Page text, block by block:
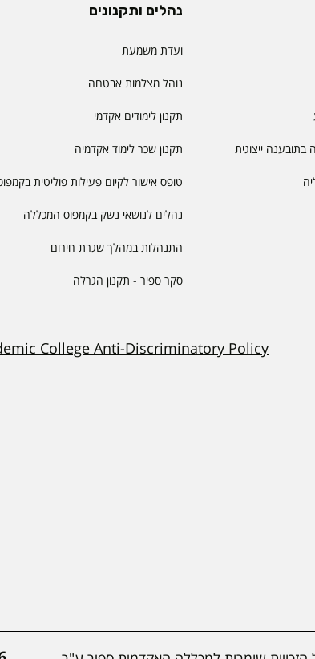
ייצוגית
נהלים ותקנונים
ועדת משמעת
נוהל מצלמות אבטחה
תקנון לימודים אקדמי
תקנון שכר לימוד אקדמיה
טופס אישור לקיום פעילות פוליטית
נהלים לנושאי נשק בקמפוס המכללה
התנהלות במהלך שגרת חירום
סקר ספיר - תקנון הגרלה
College Anti-Discriminatory Policy